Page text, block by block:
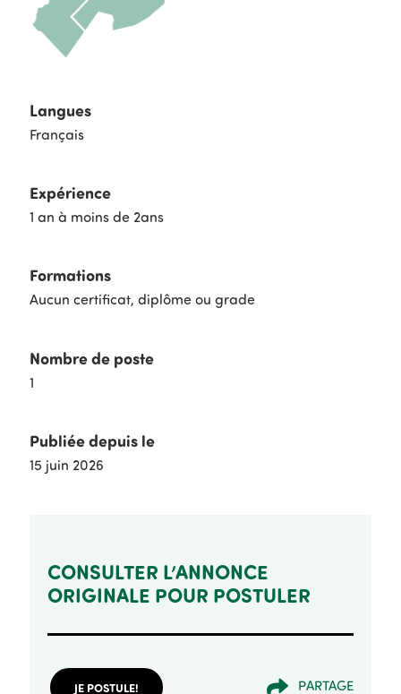
Langues
Français
Expérience
1 an à moins de 2ans
Formations
Aucun certificat, diplôme ou grade
Nombre de poste
1
Publiée depuis le
15 juin 2026
CONSULTER L’ANNONCE
ORIGINALE POUR POSTULER
JE POSTULE! PARTAGE